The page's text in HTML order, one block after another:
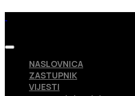
NASLOVNICA
ZASTUPNIK
VIJESTI